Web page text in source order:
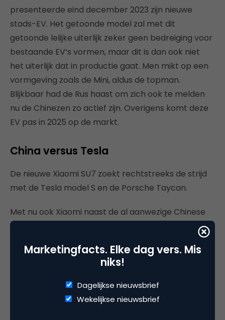
presenteerde eind december 2023 zijn nieuwe
stads-EV. Het getoonde model zal met dit
getoonde lelijke uiterlijk zeker geen bedreiging voor
bestaande EV’s vormen, maar dit is dan ook niet
het uiterlijk dat in productie gaat. Men mikt op een
vormgeving zoals de Mini, aldus de topman.
Blijkbaar had de Rus haast om zich ook te melden
nu de Chinezen zo actief zijn. Overigens komt deze
EV pas in 2025 op de markt.
China versus Tesla
De nieuwe Xiaomi SU7 zoekt rechtstreeks de strijd
met de Tesla model S en de Porsche Taycan.
Met nu ook Xiaomi naast de al aanwezige Chinese
EV-aanbieders, en dat zijn er inmiddels vele, wordt
van communicatietechnieken steeds groter. Elon
Musk zal zeker weer gaan reageren en zijn
voorspong op Tesla niet makkelijk weggeven,
alhoewel BYD al in zijn nek hijgt.
Marketingfacts. Elke dag vers. Mis
niks!
Dagelijkse nieuwsbrief
Wekelijkse nieuwsbrief